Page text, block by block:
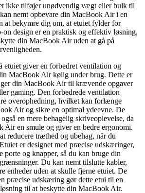
ikke tilføjer unødvendig vægt eller bulk til
nemt opbevare din MacBook Air i en
at bekymre dig om, at etuiet fylder for
on design er en praktisk og effektiv løsning,
din MacBook Air uden at gå på
etuiet giver en forbedret ventilation og
MacBook Air kølig under brug. Dette er
din MacBook Air til krævende opgaver
gaming. Den forbedrede ventilation
overophedning, hvilket kan forlænge
Air og sikre en optimal ydeevne. De
en mere behagelig skriveoplevelse, da
Air en smule og giver en bedre ergonomi.
reducere træthed og ubehag, når du
er designet med præcise udskæringer,
porte og knapper, så du kan bruge din
Du kan nemt tilslutte kabler,
enheder uden at skulle fjerne etuiet. De
præcise udskæring gør dette etui til en
til at beskytte din MacBook Air.